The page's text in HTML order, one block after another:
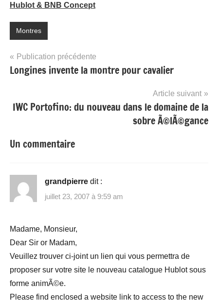
Hublot & BNB Concept
Montres
Navigation
de
Publication précédente
Longines invente la montre pour cavalier
Article suivant
IWC Portofino: du nouveau dans le domaine de la
sobre Ã©lÃ©gance
Un commentaire
grandpierre dit :
juillet 23, 2007 à 9:59 am
Madame, Monsieur,
Dear Sir or Madam,
Veuillez trouver ci-joint un lien qui vous permettra de
proposer sur votre site le nouveau catalogue Hublot sous
forme animÃ©e.
Please find enclosed a website link to access to the new